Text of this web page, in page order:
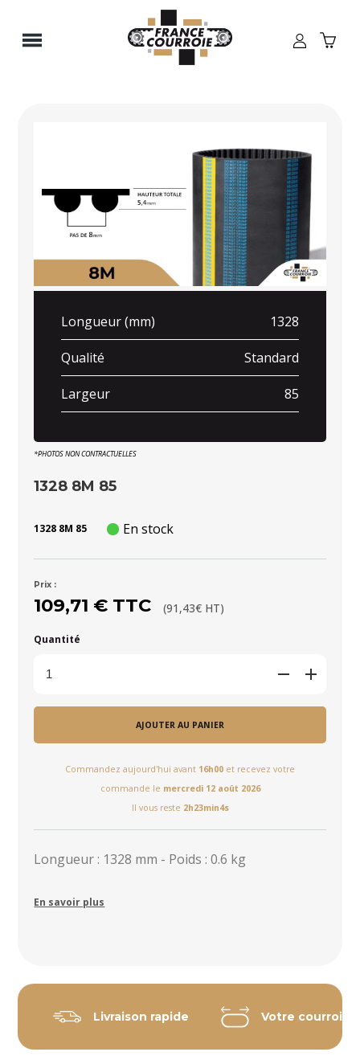
Longueur (mm) 1328
Qualité Standard
Largeur 85
*PHOTOS NON CONTRACTUELLES
1328 8M 85
1328 8M 85 En stock
Prix :
109,71 € TTC (91,43€ HT)
Quantité
AJOUTER AU PANIER
Commandez aujourd'hui avant 16h00 et recevez votre
commande le mercredi 12 août 2026
Il vous reste 2h23min4s
Longueur : 1328 mm - Poids : 0.6 kg
En savoir plus
Livraison rapide Votre courroie
Panneau de gestion des cookies